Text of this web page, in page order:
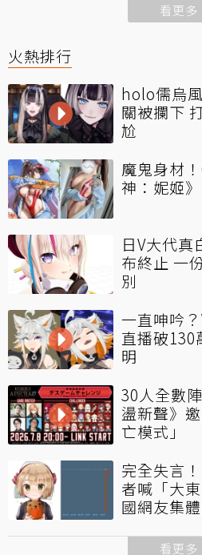
看更多
火熱排行
holo儒烏
關被攔下
尬
魔鬼身材
神：妮姬
日V大代真
布終止 一
別
一直呻吟
直播破130
明
30人全數
盪新聲》
亡模式」
完全失言
者喊「大
國網友集
看更多